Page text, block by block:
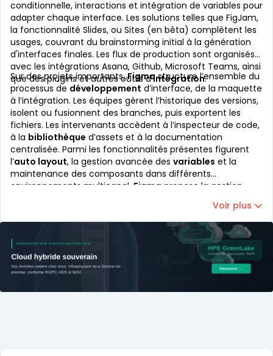
conditionnelle, interactions et intégration de variables pour
adapter chaque interface. Les solutions telles que FigJam,
la fonctionnalité Slides, ou Sites (en bêta) complètent les
usages, couvrant du brainstorming initial à la génération
d'interfaces finales. Les flux de production sont organisés
avec les intégrations Asana, Github, Microsoft Teams, ainsi
que des plugins et autres outils d’intégration.
Sur des projets importants,Figmastructure l’ensemble du
processus de développement d’interface, de la maquette
à l’intégration. Les équipes gèrent l’historique des versions,
isolent ou fusionnent des branches, puis exportent les
fichiers. Les intervenants accèdent à l’inspecteur de code,
à la bibliothèque d’assets et à la documentation
centralisée. Parmi les fonctionnalités présentes figurent
l’auto layout, la gestion avancée des variables et la
maintenance des composants dans différents
environnements multicanal. Figma propose la gestion
Voir plus